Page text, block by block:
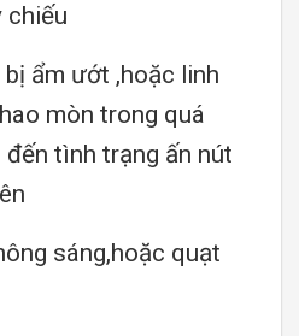
chiếu
ẩm ướt ,hoặc linh
mòn trong quá
tình trạng ấn nút
sáng,hoặc quạt